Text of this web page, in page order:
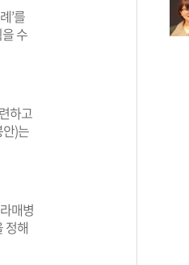
’를
수
하고
)는
매병
정해